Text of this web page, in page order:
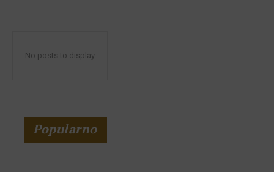
No posts to display
Popularno